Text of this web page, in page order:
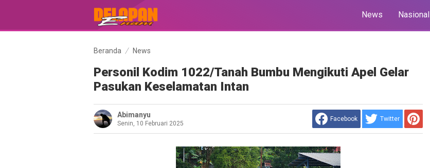
News Nasional
Beranda News
Personil Kodim 1022/Tanah Bumbu Mengikuti Apel Gelar
Pasukan Keselamatan Intan
Abimanyu
Senin, 10 Februari 2025
Facebook Twitter